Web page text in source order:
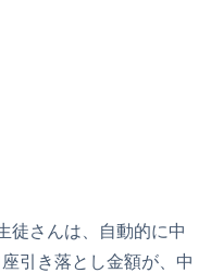
徒さんは、自動的に中
引き落とし金額が、中